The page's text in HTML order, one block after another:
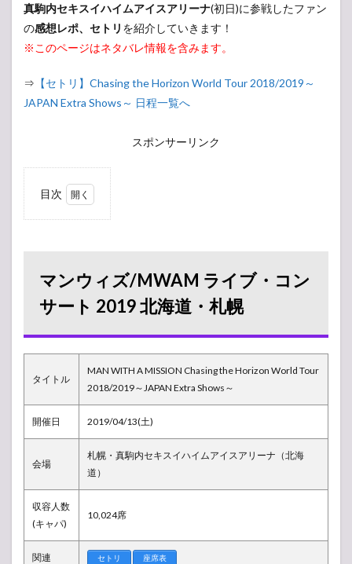
真駒内セキスイハイムアイスアリーナ(初日)に参戦したファン
の感想レポ、セトリ を紹介していきます！
※このページはネタバレ情報を含みます。
⇒ 【セトリ】Chasing the Horizon World Tour 2018/2019～
JAPAN Extra Shows～ 日程一覧へ
スポンサーリンク
目次
コンサー
ト 2019 北
海道・札
幌
1.1
グッ
売
列状
況
会場
の様
マンウィズ/MWAM ライブ・コン
サート 2019 北海道・札幌
タイトル
MAN WITH A MISSION Chasing the Horizon World Tour
2018/2019～JAPAN Extra Shows～
開催日 2019/04/13(土)
会場
札幌・真駒内セキスイハイムアイスアリーナ（北海
道）
収容人数
(キャパ)
10,024席
関連 セトリ 座席表